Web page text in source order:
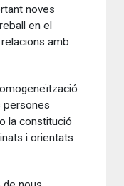
noves
en el
amb
persones
la constitució
i orientats